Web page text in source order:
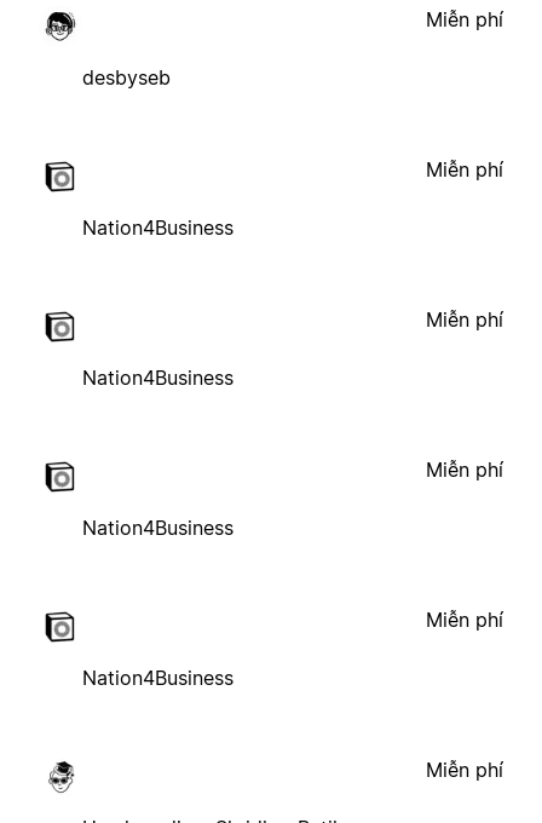
desbyseb
Miễn phí
Nation4Business
Miễn phí
Nation4Business
Miễn phí
Nation4Business
Miễn phí
Nation4Business
Miễn phí
Miễn phí